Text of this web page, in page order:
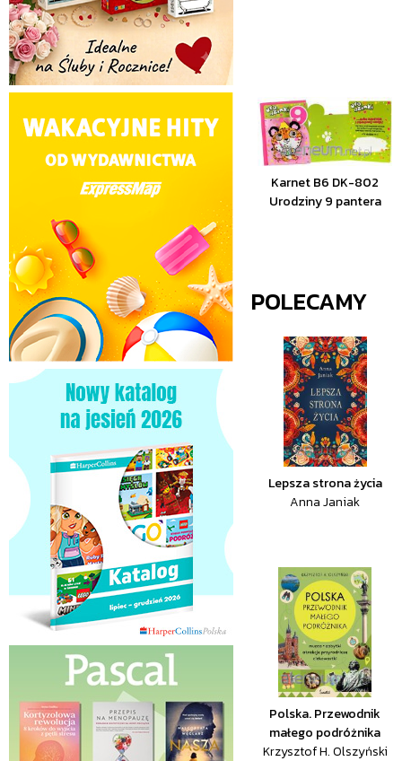
Karnet B6 DK-802
Urodziny 9 pantera
POLECAMY
Lepsza strona życia
Anna Janiak
Polska. Przewodnik
małego podróżnika
Krzysztof H. Olszyński